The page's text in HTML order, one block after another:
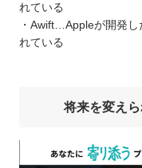
れている
・Awift…Appleが開発
れている
将来を変え